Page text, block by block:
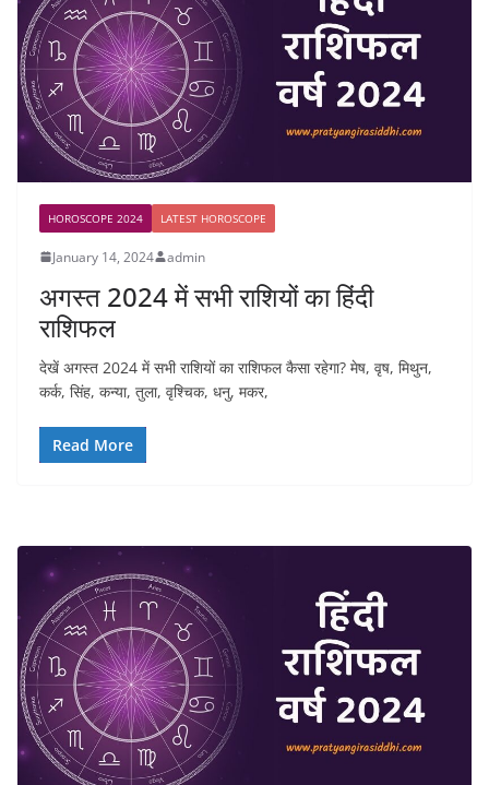
HOROSCOPE 2024 LATEST HOROSCOPE
January 14, 2024 admin
अगस्त 2024 में सभी राशियों का हिंदी
राशिफल
देखें अगस्त 2024 में सभी राशियों का राशिफल कैसा रहेगा? मेष, वृष, मिथुन,
कर्क, सिंह, कन्या, तुला, वृश्चिक, धनु, मकर,
Read More